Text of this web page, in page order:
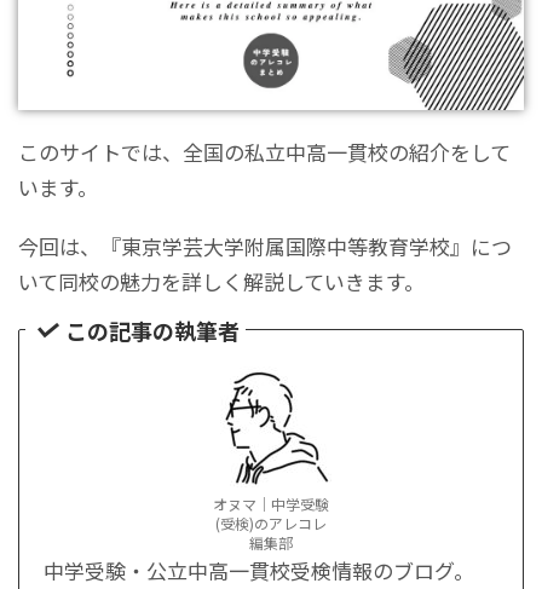
このサイトでは、全国の私立中高一貫校の紹介をして
います。
今回は、『東京学芸大学附属国際中等教育学校』につ
いて同校の魅力を詳しく解説していきます。
この記事の執筆者
オヌマ｜中学受験
(受検)のアレコレ
編集部
中学受験・公立中高一貫校受検情報のブログ。